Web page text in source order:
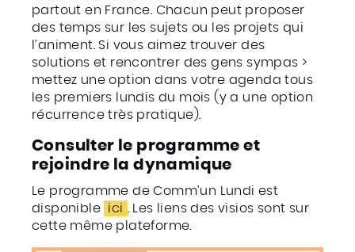
partout en France. Chacun peut proposer
des temps sur les sujets ou les projets qui
l’animent. Si vous aimez trouver des
solutions et rencontrer des gens sympas >
mettez une option dans votre agenda tous
les premiers lundis du mois (y a une option
récurrence très pratique).
Consulter le programme et
rejoindre la dynamique
Le programme de Comm’un Lundi est
disponible
ici
. Les liens des visios sont sur
cette même plateforme.